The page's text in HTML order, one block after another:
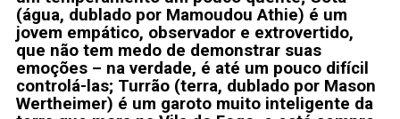
(água, dublado por Mamoudou Athie) é um
jovem empático, observador e extrovertido,
que não tem medo de demonstrar suas
emoções – na verdade, é até um pouco difícil
controlá-las; Turrão (terra, dublado por Mason
Wertheimer) é um garoto muito inteligente da